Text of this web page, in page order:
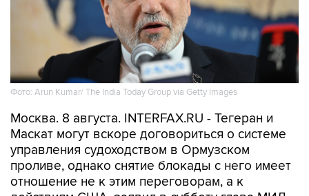
Фото: Arun Kumar/ The India Today Group via Getty Images
Москва. 8 августа. INTERFAX.RU - Тегеран и
управления судоходством в Ормузском
проливе, однако снятие блокады с него имеет
отношение не к этим переговорам, а к
действиям США, заявил в субботу глава МИД
Ирана Аббас Аракчи.